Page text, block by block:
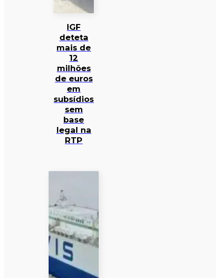
IGF
deteta
mais de
12
milhões
de euros
em
subsídios
sem
base
legal na
RTP